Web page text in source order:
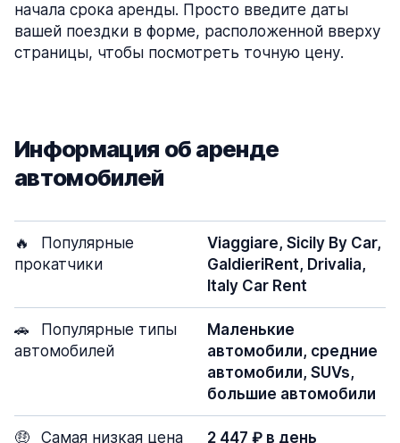
начала срока аренды. Просто введите даты
вашей поездки в форме, расположенной вверху
страницы, чтобы посмотреть точную цену.
Информация об аренде
автомобилей
🔥
Популярные
прокатчики
Viaggiare, Sicily By Car,
GaldieriRent, Drivalia,
Italy Car Rent
🚗
Популярные типы
автомобилей
Маленькие
автомобили, средние
автомобили, SUVs,
большие автомобили
🤑 Самая низкая цена 2 447 ₽ в день